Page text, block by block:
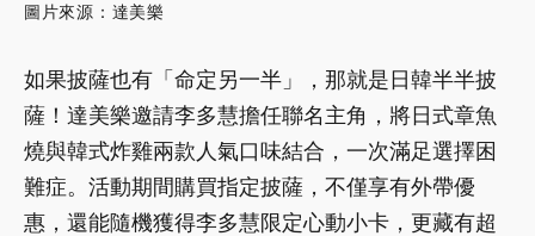
圖片來源：達美樂
如果披薩也有「命定另一半」，那就是日韓半半披
薩！達美樂邀請李多慧擔任聯名主角，將日式章魚
燒與韓式炸雞兩款人氣口味結合，一次滿足選擇困
難症。活動期間購買指定披薩，不僅享有外帶優
惠，還能隨機獲得李多慧限定心動小卡，更藏有超